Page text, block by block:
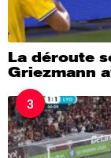
La déroute
Griezmann
3